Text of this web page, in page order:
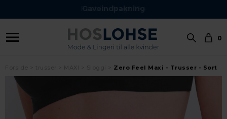
Gaveindpakning
0
Zero Feel Maxi - Trusser - Sort